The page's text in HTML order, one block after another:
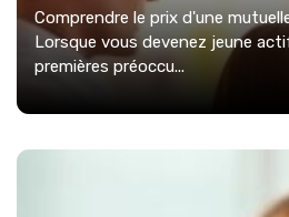
Comprendre le prix d'une
Lorsque vous devenez jeune
premières préoccu...